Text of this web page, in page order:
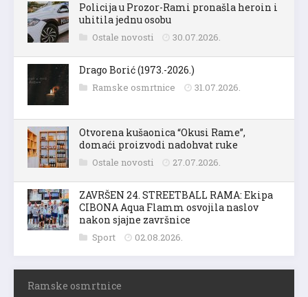
Policija u Prozor-Rami pronašla heroin i
uhitila jednu osobu
Ostale novosti 30.07.2026.
Drago Borić (1973.-2026.)
Ramske osmrtnice 31.07.2026.
Otvorena kušaonica “Okusi Rame”,
domaći proizvodi nadohvat ruke
Ostale novosti 27.07.2026.
ZAVRŠEN 24. STREETBALL RAMA: Ekipa
CIBONA Aqua Flamm osvojila naslov
nakon sjajne završnice
Sport 02.08.2026.
Ramske osmrtnice